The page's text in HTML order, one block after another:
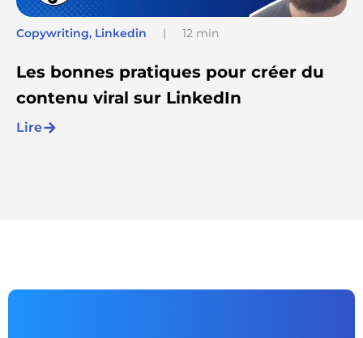
Copywriting, Linkedin | 12 min
Les bonnes pratiques pour créer du
contenu viral sur LinkedIn
Lire